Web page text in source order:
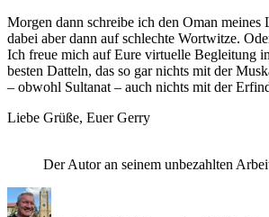
Morgen dann schreibe ich den Oman meines
dabei aber dann auf schlechte Wortwitze.
Ich freue mich auf Eure virtuelle Begleitung
besten Datteln, das so gar nichts mit der
– obwohl Sultanat – auch nichts mit der
Liebe Grüße, Euer Gerry
Der Autor an seinem unbezahlten
Autor